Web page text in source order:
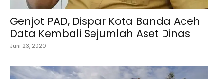
Genjot PAD, Dispar Kota Banda Aceh
Data Kembali Sejumlah Aset Dinas
Juni 23, 2020